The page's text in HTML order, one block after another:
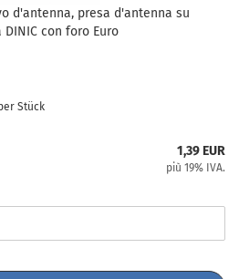
d'antenna, presa d'antenna su
con foro Euro
Stück
1,39 EUR
più 19% IVA.